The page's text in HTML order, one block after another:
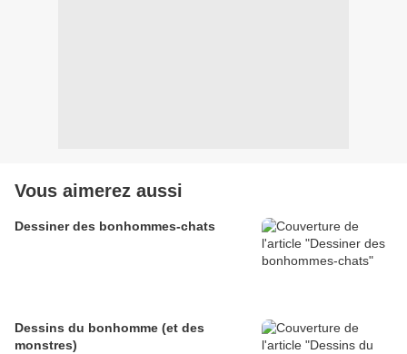
Vous aimerez aussi
Dessiner des bonhommes-chats
Dessins du bonhomme (et des
monstres)